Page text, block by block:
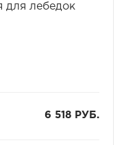
для лебедок
6 518 РУБ.